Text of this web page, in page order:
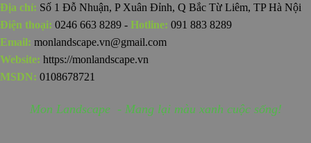
Địa chỉ: Số 1 Đỗ Nhuận, P Xuân Đỉnh, Q Bắc Từ Liêm, TP Hà Nội
Điện thoại: 0246 663 8289 - Hotline: 091 883 8289
Email: monlandscape.vn@gmail.com
Website: https://monlandscape.vn
MSDN: 0108678721
Mon Landscape - Mang lại màu xanh cuộc sống!